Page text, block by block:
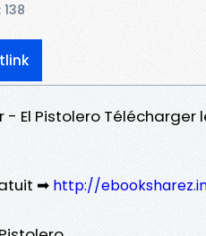
El Pistolero Télécharger
➡ http://